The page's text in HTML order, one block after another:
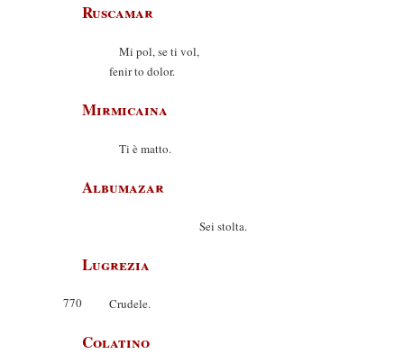
Ruscamar
Mi pol, se ti vol,
fenir to dolor.
Mirmicaina
Ti è matto.
Albumazar
Sei stolta.
Lugrezia
770 Crudele.
Colatino